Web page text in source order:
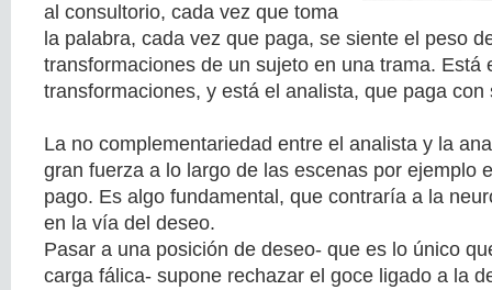
al consultorio, cada vez que toma
la palabra, cada vez que paga, se siente el peso
transformaciones de un sujeto en una trama. Está
transformaciones, y está el analista, que paga con
La no complementariedad entre el analista y la
gran fuerza a lo largo de las escenas por ejemplo
pago. Es algo fundamental, que contraría a la
en la vía del deseo.
Pasar a una posición de deseo- que es lo único
carga fálica- supone rechazar el goce ligado a la